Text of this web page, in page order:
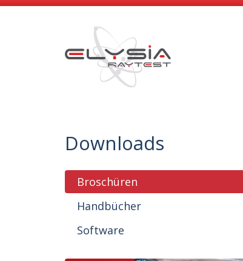
Downloads
Broschüren
Handbücher
Software